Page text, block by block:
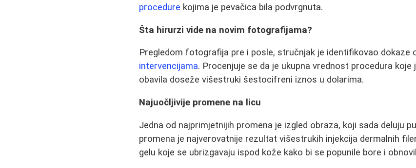
procedure kojima je pevačica bila podvrgnuta.
Šta hirurzi vide na novim fotografijama?
Pregledom fotografija pre i posle, stručnjak je identifikovao dokaze
intervencijama. Procenjuje se da je ukupna vrednost procedura koje
obavila doseže višestruki šestocifreni iznos u dolarima.
Najuočljivije promene na licu
Jedna od najprimjetnijih promena je izgled obraza, koji sada deluju
promena je najverovatnije rezultat višestrukih injekcija dermalnih
gelu koje se ubrizgavaju ispod kože kako bi se popunile bore i